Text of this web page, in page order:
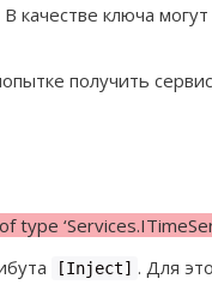
В качестве ключа
получить
[Inject] . Для